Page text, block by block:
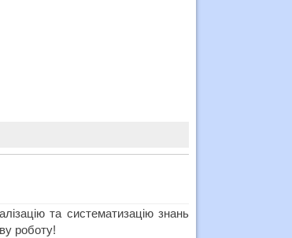
та систематизацію знань
роботу!